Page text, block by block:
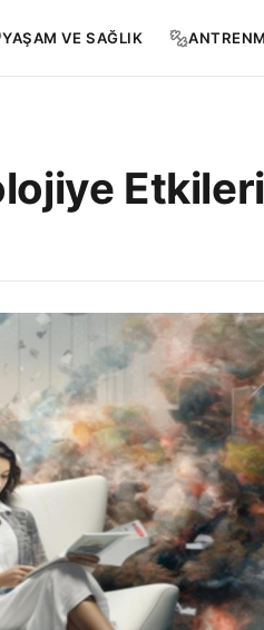
YAŞAM VE SAĞLIK
Etkileri